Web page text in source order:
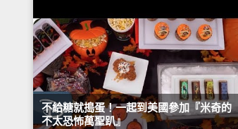
不給糖就搗蛋！一起到美國參加『米奇的
不太恐怖萬聖趴』